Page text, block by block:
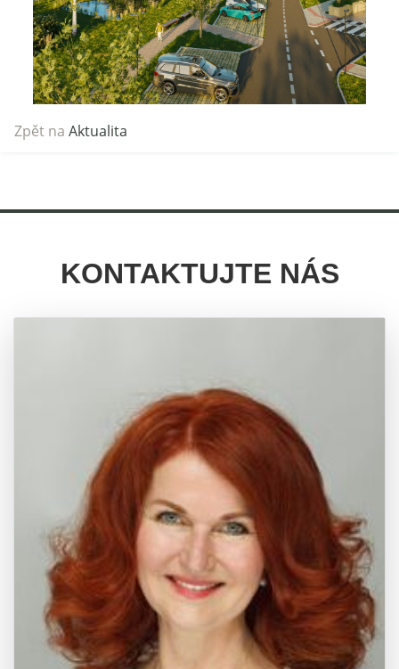
Zpět na Aktualita
KONTAKTUJTE NÁS